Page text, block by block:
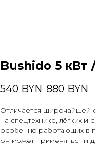
Bushido 5 кВт
540 BYN 880 BYN
Отличается широчайшей
на спецтехнике, лёгких и
особенно работающих в
он может применяться и